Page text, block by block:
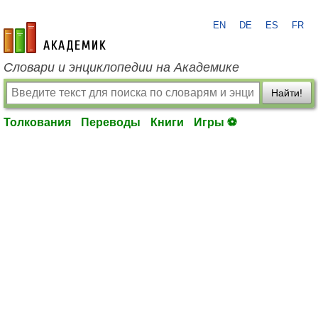
academic.ru
EN DE ES FR
Словари и энциклопедии на Академике
Найти!
Толкования Переводы Книги Игры ⚽